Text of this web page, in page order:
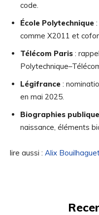
code.
École Polytechnique
comme X2011 et
Télécom Paris :
Légifrance :
en mai 2025.
Biographies
naissance, éléments
lire aussi : Alix